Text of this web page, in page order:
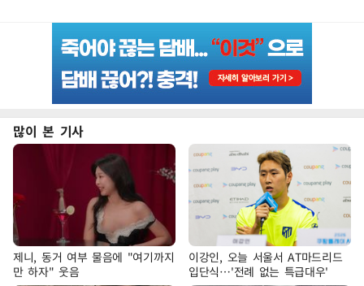
많이 본 기사
제니, 동거 여부 물음에 "여기까지
만 하자" 웃음
이강인, 오늘 서울서 AT마드리드
입단식…'전례 없는 특급대우'